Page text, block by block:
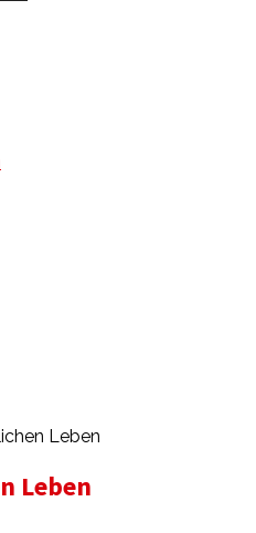
Leben
Leben